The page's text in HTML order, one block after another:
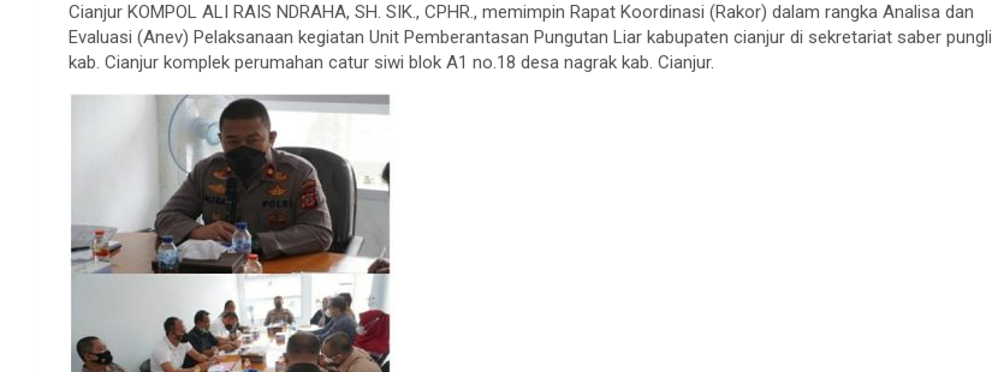
Cianjur KOMPOL ALI RAIS NDRAHA, SH. SIK., CPHR., memimpin Rapat Koordinasi (Rakor) dalam rangka Analisa dan
Evaluasi (Anev) Pelaksanaan kegiatan Unit Pemberantasan Pungutan Liar kabupaten cianjur di sekretariat saber pungli
kab. Cianjur komplek perumahan catur siwi blok A1 no.18 desa nagrak kab. Cianjur.